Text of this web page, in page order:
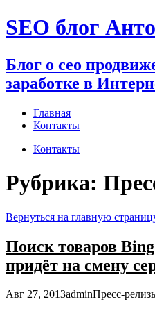
Перейти
к
SEO блог
Блог о сео
заработке в
Главная
Контакты
Контакты
Рубрика:
Вернуться на главную
Поиск товаров
придёт на смену
Авг 27, 2013adminПресс-